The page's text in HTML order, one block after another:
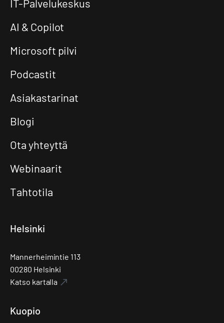
IT-Palvelukeskus
AI & Copilot
Microsoft pilvi
Podcastit
Asiakastarinat
Blogi
Ota yhteyttä
Webinaarit
Tahtotila
Helsinki
Mannerheimintie 113
00280 Helsinki
Katso kartalla
Kuopio